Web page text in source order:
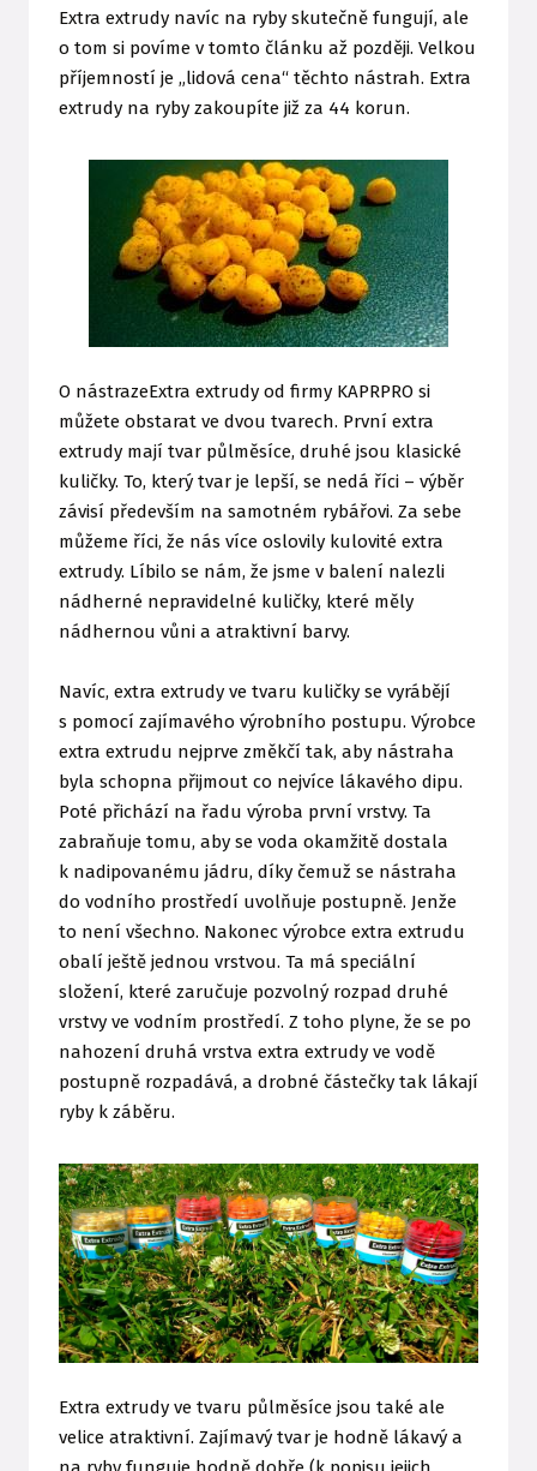
Extra extrudy navíc na ryby skutečně fungují, ale
o tom si povíme v tomto článku až později. Velkou
příjemností je „lidová cena“ těchto nástrah. Extra
extrudy na ryby zakoupíte již za 44 korun.
O nástrazeExtra extrudy od firmy KAPRPRO si
můžete obstarat ve dvou tvarech. První extra
extrudy mají tvar půlměsíce, druhé jsou klasické
kuličky. To, který tvar je lepší, se nedá říci – výběr
závisí především na samotném rybářovi. Za sebe
můžeme říci, že nás více oslovily kulovité extra
extrudy. Líbilo se nám, že jsme v balení nalezli
nádherné nepravidelné kuličky, které měly
nádhernou vůni a atraktivní barvy.
Navíc, extra extrudy ve tvaru kuličky se vyrábějí
s pomocí zajímavého výrobního postupu. Výrobce
extra extrudu nejprve změkčí tak, aby nástraha
byla schopna přijmout co nejvíce lákavého dipu.
Poté přichází na řadu výroba první vrstvy. Ta
zabraňuje tomu, aby se voda okamžitě dostala
k nadipovanému jádru, díky čemuž se nástraha
do vodního prostředí uvolňuje postupně. Jenže
to není všechno. Nakonec výrobce extra extrudu
obalí ještě jednou vrstvou. Ta má speciální
složení, které zaručuje pozvolný rozpad druhé
vrstvy ve vodním prostředí. Z toho plyne, že se po
nahození druhá vrstva extra extrudy ve vodě
postupně rozpadává, a drobné částečky tak lákají
ryby k záběru.
Extra extrudy ve tvaru půlměsíce jsou také ale
velice atraktivní. Zajímavý tvar je hodně lákavý a